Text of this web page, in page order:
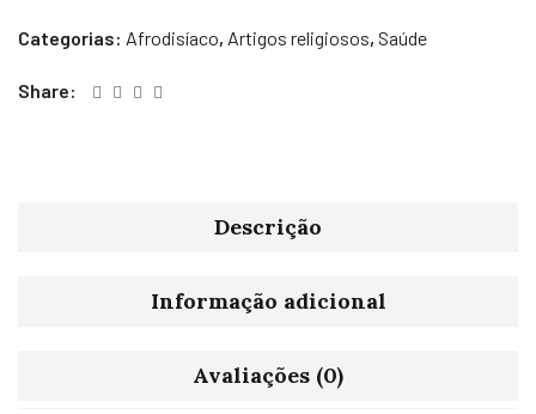
Categorias: Afrodisíaco, Artigos religiosos, Saúde
Share:
Descrição
Informação adicional
Avaliações (0)